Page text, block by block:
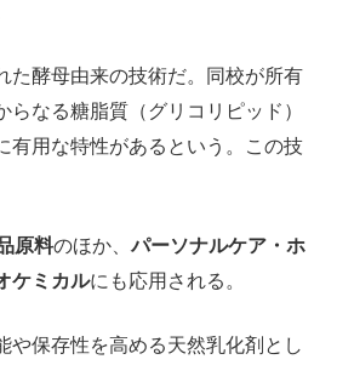
た酵母由来の技術だ。同校が所有
なる糖脂質（グリコリピッド）
有用な特性があるという。この技
原料のほか、パーソナルケア・ホ
ケミカルにも応用される。
や保存性を高める天然乳化剤とし